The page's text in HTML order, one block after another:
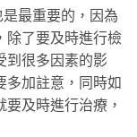
最重要的，因為
除了要及時進行檢
到很多因素的影
多加註意，同時如
及時進行治療，